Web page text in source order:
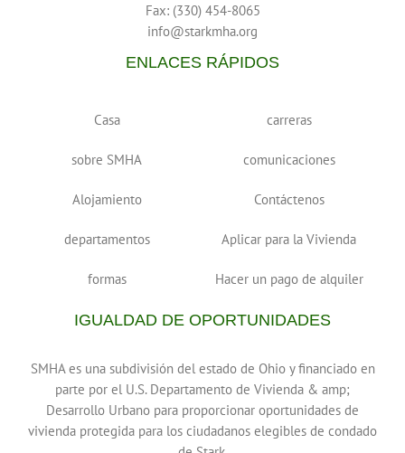
Fax: (330) 454-8065
info@starkmha.org
ENLACES RÁPIDOS
Casa
sobre SMHA
Alojamiento
departamentos
formas
carreras
comunicaciones
Contáctenos
Aplicar para la Vivienda
Hacer un pago de alquiler
IGUALDAD DE OPORTUNIDADES
SMHA es una subdivisión del estado de Ohio y financiado en
parte por el U.S. Departamento de Vivienda & amp;
Desarrollo Urbano para proporcionar oportunidades de
vivienda protegida para los ciudadanos elegibles de condado